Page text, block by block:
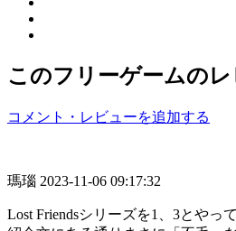
このフリーゲームの
コメント・レビューを追加する
瑪瑙 2023-11-06 09:17:32
Lost Friendsシリーズを1、3とやっ